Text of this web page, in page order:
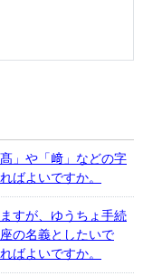
」や「﨑」などの字
ばよいですか。
すが、ゆうちょ手続
の名義としたいで
ばよいですか。